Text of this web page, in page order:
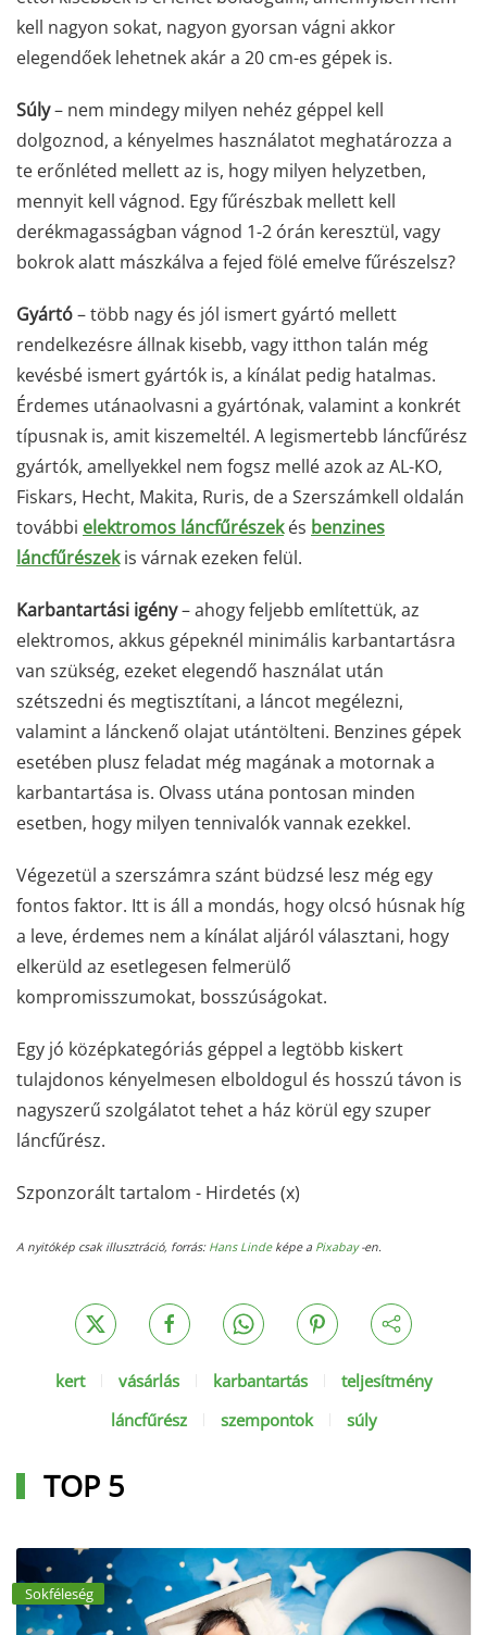
kell nagyon sokat, nagyon gyorsan vágni akkor
elegendőek lehetnek akár a 20 cm-es gépek is.
Súly– nem mindegy milyen nehéz géppel kell
dolgoznod, a kényelmes használatot meghatározza a
te erőnléted mellett az is, hogy milyen helyzetben,
mennyit kell vágnod. Egy fűrészbak mellett kell
derékmagasságban vágnod 1-2 órán keresztül, vagy
bokrok alatt mászkálva a fejed fölé emelve fűrészelsz?
Gyártó– több nagy és jól ismert gyártó mellett
rendelkezésre állnak kisebb, vagy itthon talán még
kevésbé ismert gyártók is, a kínálat pedig hatalmas.
Érdemes utánaolvasni a gyártónak, valamint a konkrét
típusnak is, amit kiszemeltél. A legismertebb láncfűrész
gyártók, amellyekkel nem fogsz mellé azok az AL-KO,
Fiskars, Hecht, Makita, Ruris, de a Szerszámkell oldalán
további elektromos láncfűrészekés benzines
láncfűrészekis várnak ezeken felül.
Karbantartási igény– ahogy feljebb említettük, az
elektromos, akkus gépeknél minimális karbantartásra
van szükség, ezeket elegendő használat után
szétszedni és megtisztítani, a láncot megélezni,
valamint a lánckenő olajat utántölteni. Benzines gépek
esetében plusz feladat még magának a motornak a
karbantartása is. Olvass utána pontosan minden
esetben, hogy milyen tennivalók vannak ezekkel.
Végezetül a szerszámra szánt büdzsé lesz még egy
fontos faktor. Itt is áll a mondás, hogy olcsó húsnak híg
a leve, érdemes nem a kínálat aljáról választani, hogy
elkerüld az esetlegesen felmerülő
kompromisszumokat, bosszúságokat.
Egy jó középkategóriás géppel a legtöbb kiskert
tulajdonos kényelmesen elboldogul és hosszú távon is
nagyszerű szolgálatot tehet a ház körül egy szuper
láncfűrész.
Szponzorált tartalom - Hirdetés (x)
A nyitókép csak illusztráció, forrás: Hans Lindeképe a Pixabay-en.
kert vásárlás karbantartás
teljesítmény
láncfűrész
szempontok súly
TOP 5
Sokféleség